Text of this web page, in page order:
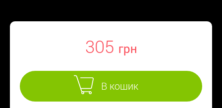
305
В кошик